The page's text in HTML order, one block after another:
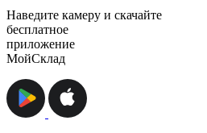
Наведите камеру и скачайте
бесплатное
приложение
МойСклад